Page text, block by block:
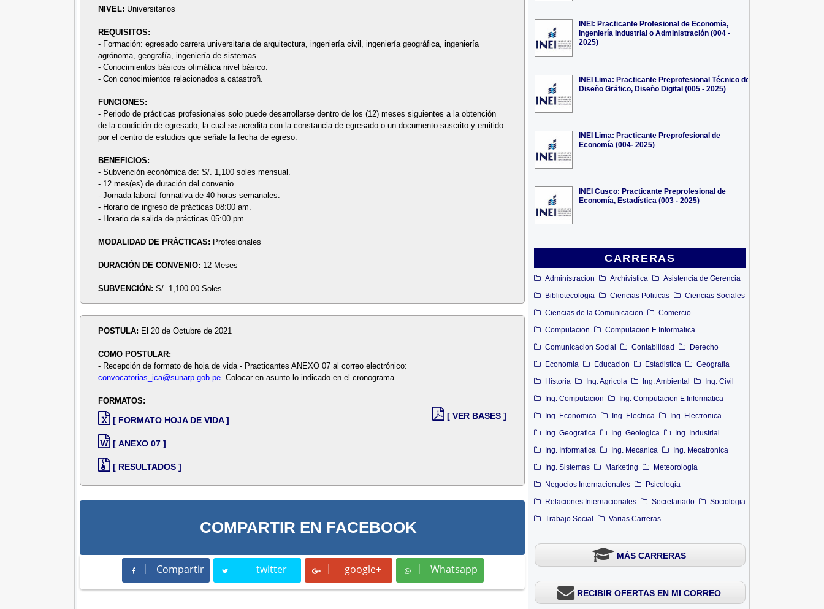
INEI: Practicante Profesional de Economía,
Ingeniería Industrial o Administración (004 -
2025)
INEI Lima: Practicante Preprofesional Técnico de
Diseño Gráfico, Diseño Digital (005 - 2025)
INEI Lima: Practicante Preprofesional de
Economía (004- 2025)
INEI Cusco: Practicante Preprofesional de
Economía, Estadística (003 - 2025)
CARRERAS
Administracion Archivistica
Asistencia de Gerencia
Bibliotecologia
Ciencias Politicas
Ciencias Sociales
Ciencias de la Comunicacion
Comercio
Computacion
Computacion E Informatica
Comunicacion Social
Contabilidad
Derecho
Economia
Educacion Estadistica
Geografia
Historia
Ing. Agricola Ing. Ambiental
Ing. Civil
Ing. Computacion
Ing. Computacion E Informatica
Ing. Economica
Ing. Electrica
Ing. Electronica
Ing. Geografica
Ing. Geologica
Ing. Industrial
Ing. Informatica
Ing. Mecanica
Ing. Mecatronica
Ing. Sistemas
Marketing
Meteorologia
Negocios Internacionales
Psicologia
Relaciones Internacionales
Secretariado
Sociologia
Trabajo Social
Varias Carreras
MÁS CARRERAS
RECIBIR OFERTAS EN MI CORREO
NIVEL: Universitarios
REQUISITOS:
- Formación: egresado carrera universitaria de arquitectura, ingeniería civil, ingeniería geográfica, ingeniería
agrónoma, geografía, ingeniería de sistemas.
- Conocimientos básicos ofimática nivel básico.
- Con conocimientos relacionados a catastroñ.
FUNCIONES:
- Periodo de prácticas profesionales solo puede desarrollarse dentro de los (12) meses siguientes a la obtención
de la condición de egresado, la cual se acredita con la constancia de egresado o un documento suscrito y emitido
por el centro de estudios que señale la fecha de egreso.
BENEFICIOS:
- Subvención económica de: S/. 1,100 soles mensual.
- 12 mes(es) de duración del convenio.
- Jornada laboral formativa de 40 horas semanales.
- Horario de ingreso de prácticas 08:00 am.
- Horario de salida de prácticas 05:00 pm
MODALIDAD DE PRÁCTICAS: Profesionales
DURACIÓN DE CONVENIO: 12 Meses
SUBVENCIÓN:S/. 1,100.00 Soles
POSTULA: El 20 de Octubre de 2021
COMO POSTULAR:
- Recepción de formato de hoja de vida - Practicantes ANEXO 07 al correo electrónico:
convocatorias_ica@sunarp.gob.pe . Colocar en asunto lo indicado en el cronograma.
FORMATOS:
[ FORMATO HOJA DE VIDA ]
[ ANEXO 07 ]
[ RESULTADOS ]
[ VER BASES ]
COMPARTIR EN FACEBOOK
Compartir
Compartir twitter
Tweet google+ Whatsapp
Whatsapp